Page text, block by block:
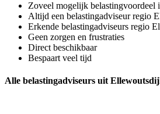
Zoveel mogelijk
Altijd een belastingadviseur regio
Erkende belastingadviseurs regio
Geen zorgen en frustraties
Direct beschikbaar
Bespaart veel tijd
Alle belastingadviseurs uit